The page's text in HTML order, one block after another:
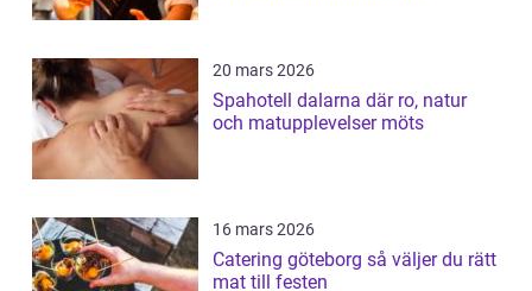
20 mars 2026
Spahotell dalarna där ro, natur
och matupplevelser möts
16 mars 2026
Catering göteborg så väljer du rätt
mat till festen